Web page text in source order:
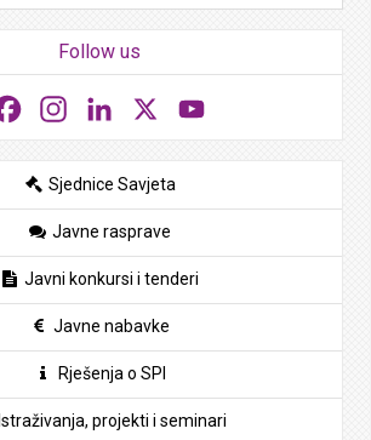
Follow us
FacebookInstagramLinkedIn
Sjednice Savjeta
Javne rasprave
Javni konkursi i tenderi
Javne nabavke
Rješenja o SPI
Istraživanja, projekti i seminari